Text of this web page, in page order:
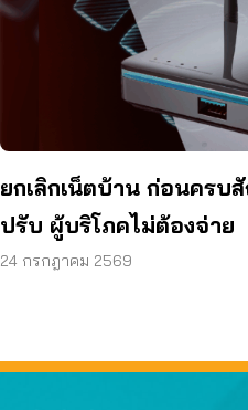
ยกเลิกเน็ตบ้าน ก่อนครบ
ปรับ ผู้บริโภคไม่ต้องจ่าย
24 กรกฎาคม 2569